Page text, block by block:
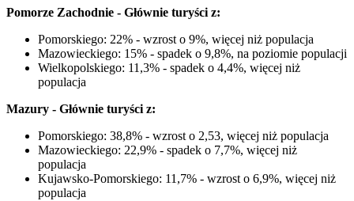
Pomorze Zachodnie - Głównie turyści z:
Pomorskiego: 22% - wzrost o 9%, więcej niż populacja
Mazowieckiego: 15% - spadek o 9,8%, na poziomie populacji
Wielkopolskiego: 11,3% - spadek o 4,4%, więcej niż
populacja
Mazury - Głównie turyści z:
Pomorskiego: 38,8% - wzrost o 2,53, więcej niż populacja
Mazowieckiego: 22,9% - spadek o 7,7%, więcej niż
populacja
Kujawsko-Pomorskiego: 11,7% - wzrost o 6,9%, więcej niż
populacja